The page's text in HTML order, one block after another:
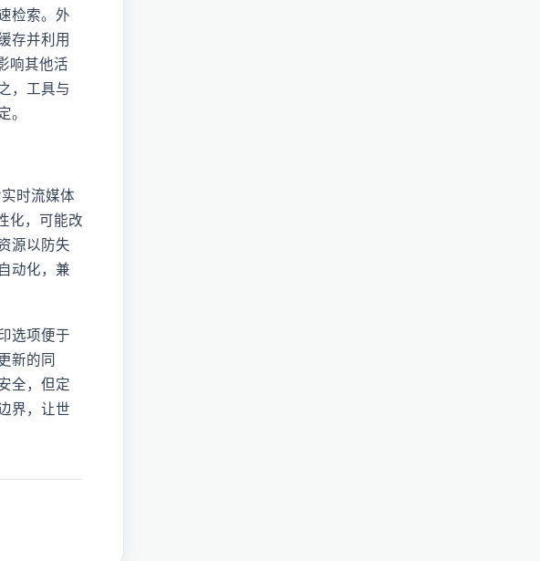
检索。外
存并利用
响其他活
，工具与
。
时流媒体
化，可能改
源以防失
动化，兼
选项便于
新的同
全，但定
界，让世